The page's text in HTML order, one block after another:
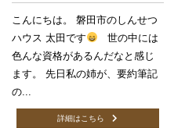
こんにちは。 磐田市のしんせつ
ハウス 太田です
世の中には
色んな資格があるんだなと感じ
ます。 先日私の姉が、要約筆記
の...
詳細はこちら